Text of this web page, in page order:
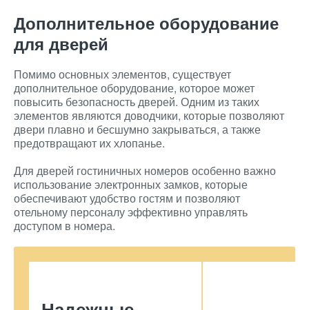
Дополнительное оборудование
для дверей
Помимо основных элементов, существует
дополнительное оборудование, которое может
повысить безопасность дверей. Одним из таких
элементов являются доводчики, которые позволяют
двери плавно и бесшумно закрываться, а также
предотвращают их хлопанье.
Для дверей гостиничных номеров особенно важно
использование электронных замков, которые
обеспечивают удобство гостям и позволяют
отельному персоналу эффективно управлять
доступом в номера.